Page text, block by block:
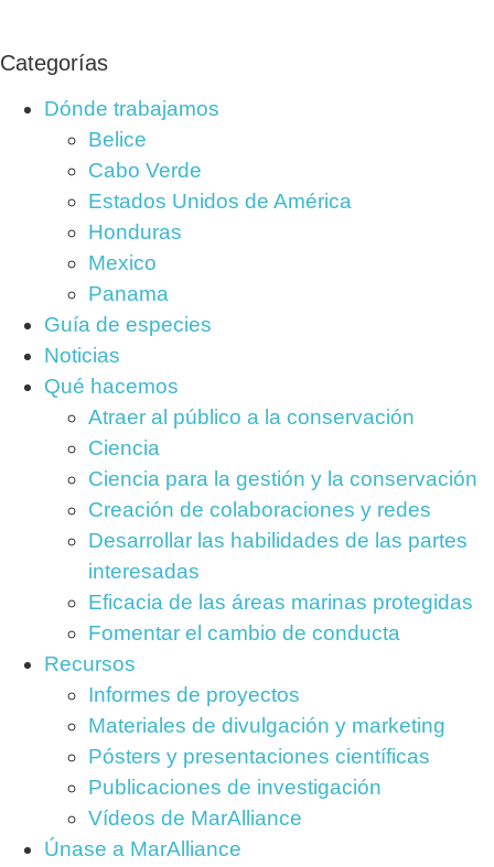
Categorías
Dónde trabajamos
Belice
Cabo Verde
Estados Unidos de América
Honduras
Mexico
Panama
Guía de especies
Noticias
Qué hacemos
Atraer al público a la conservación
Ciencia
Ciencia para la gestión y la conservación
Creación de colaboraciones y redes
Desarrollar las habilidades de las partes
interesadas
Eficacia de las áreas marinas protegidas
Fomentar el cambio de conducta
Recursos
Informes de proyectos
Materiales de divulgación y marketing
Pósters y presentaciones científicas
Publicaciones de investigación
Vídeos de MarAlliance
Únase a MarAlliance